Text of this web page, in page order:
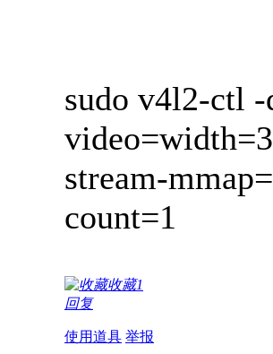
sudo v4l2-ctl
stream-
count=1
收藏1
回复
使用道具 举报